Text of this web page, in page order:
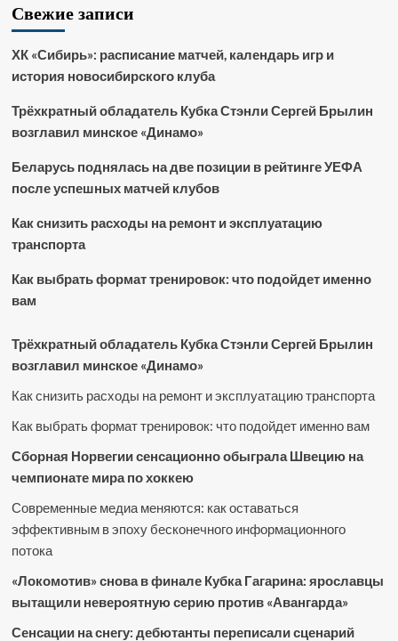
Свежие записи
ХК «Сибирь»: расписание матчей, календарь игр и
история новосибирского клуба
Трёхкратный обладатель Кубка Стэнли Сергей Брылин
возглавил минское «Динамо»
Беларусь поднялась на две позиции в рейтинге УЕФА
после успешных матчей клубов
Как снизить расходы на ремонт и эксплуатацию
транспорта
Как выбрать формат тренировок: что подойдет именно
вам
Трёхкратный обладатель Кубка Стэнли Сергей Брылин
возглавил минское «Динамо»
Как снизить расходы на ремонт и эксплуатацию транспорта
Как выбрать формат тренировок: что подойдет именно вам
Сборная Норвегии сенсационно обыграла Швецию на
чемпионате мира по хоккею
Современные медиа меняются: как оставаться
эффективным в эпоху бесконечного информационного
потока
«Локомотив» снова в финале Кубка Гагарина: ярославцы
вытащили невероятную серию против «Авангарда»
Сенсации на снегу: дебютанты переписали сценарий